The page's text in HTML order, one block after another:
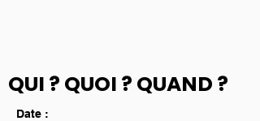
QUI ? QUOI ? QUAND ?
Date :